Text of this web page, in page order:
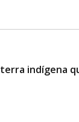
indígena